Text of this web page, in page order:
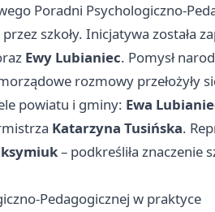
Poradni Psychologiczno-
szkoły. Inicjatywa została
Ewy Lubianiec. Pomysł
rozmowy przełożyły
powiatu i gminy: Ewa
Katarzyna Tusińska.
– podkreśliła znaczenie
Pedagogicznej w praktyce